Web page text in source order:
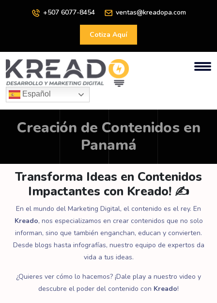
+507 6077-8454 ventas@kreadopa.com
Cotiza Aquí
Español
Creación de Contenidos en
Panamá
Transforma Ideas en Contenidos
Impactantes con Kreado! ✍️
En el mundo del Marketing Digital, el contenido es el rey. En
Kreado, nos especializamos en crear contenidos que no solo
informan, sino que también enganchan, educan y convierten.
Desde blogs hasta infografías, nuestro equipo de expertos da
vida a tus ideas.
¿Quieres ver cómo lo hacemos? ¡Dale play a nuestro video y
descubre el poder del contenido con Kreado!